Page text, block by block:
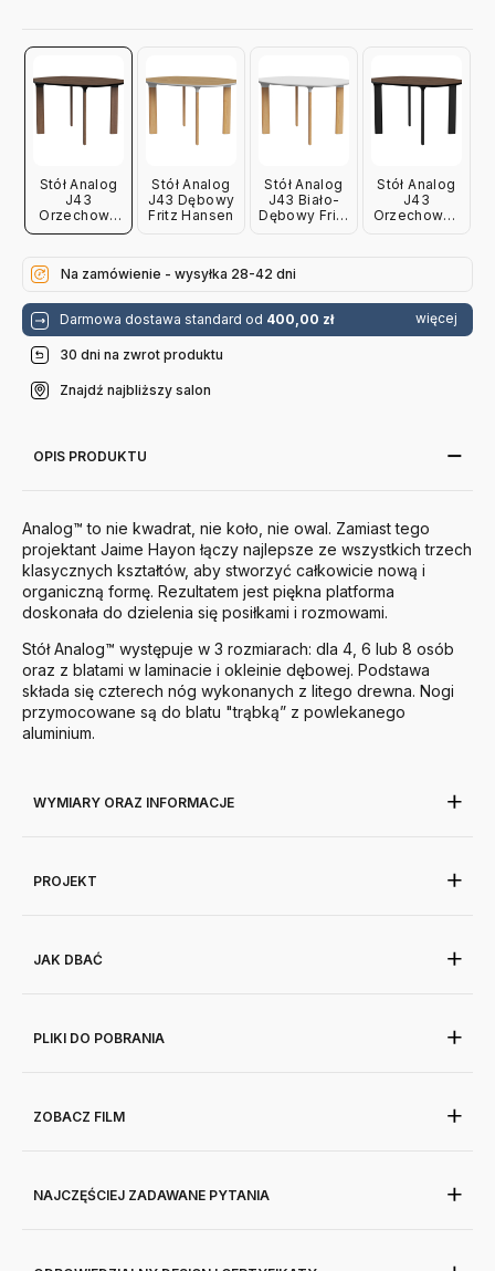
Stół Analog
J43
Orzechowy
Fritz Hansen
Stół Analog
J43 Dębowy
Fritz Hansen
Stół Analog
J43 Biało-
Dębowy Fritz
Stół Analog
J43
Orzechowo-
Na zamówienie - wysyłka 28-42 dni
Darmowa dostawa standard od 400,00 zł więcej
30 dni na zwrot produktu
Znajdź najbliższy salon
OPIS PRODUKTU
Analog™ to nie kwadrat, nie koło, nie owal. Zamiast tego
projektant Jaime Hayon łączy najlepsze ze wszystkich trzech
klasycznych kształtów, aby stworzyć całkowicie nową i
organiczną formę. Rezultatem jest piękna platforma
doskonała do dzielenia się posiłkami i rozmowami.
Stół Analog™ występuje w 3 rozmiarach: dla 4, 6 lub 8 osób
oraz z blatami w laminacie i okleinie dębowej. Podstawa
składa się czterech nóg wykonanych z litego drewna. Nogi
przymocowane są do blatu "trąbką” z powlekanego
aluminium.
WYMIARY ORAZ INFORMACJE
PROJEKT
JAK DBAĆ
PLIKI DO POBRANIA
ZOBACZ FILM
NAJCZĘŚCIEJ ZADAWANE PYTANIA